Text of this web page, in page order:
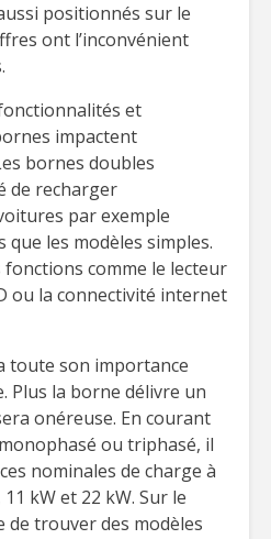
positionnés sur le
ont l’inconvénient
et
impactent
bornes doubles
de recharger
par exemple
les modèles simples.
comme le lecteur
ou la connectivité internet
toute son importance
Plus la borne délivre un
onéreuse. En courant
ou triphasé, il
nominales de charge à
kW et 22 kW. Sur le
de trouver des modèles